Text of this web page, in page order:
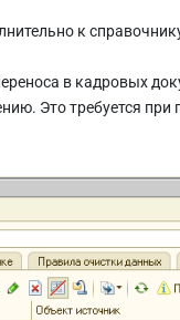
к
в кадровых
Это требуется